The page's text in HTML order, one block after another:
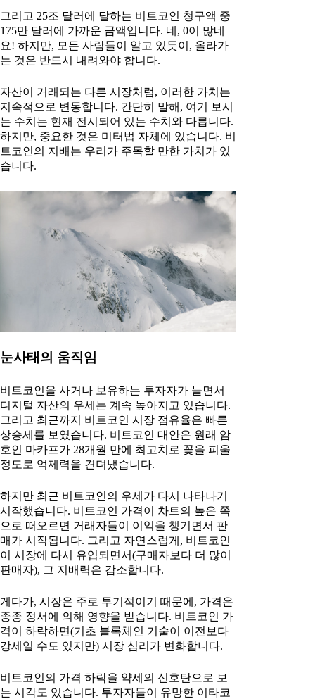
그리고 25조 달러에 달하는 비트코인 청구액 중
175만 달러에 가까운 금액입니다. 네, 0이 많네
요! 하지만, 모든 사람들이 알고 있듯이, 올라가
는 것은 반드시 내려와야 합니다.
자산이 거래되는 다른 시장처럼, 이러한 가치는
지속적으로 변동합니다. 간단히 말해, 여기 보시
는 수치는 현재 전시되어 있는 수치와 다릅니다.
하지만, 중요한 것은 미터법 자체에 있습니다. 비
트코인의 지배는 우리가 주목할 만한 가치가 있
습니다.
눈사태의 움직임
비트코인을 사거나 보유하는 투자자가 늘면서
디지털 자산의 우세는 계속 높아지고 있습니다.
그리고 최근까지 비트코인 시장 점유율은 빠른
상승세를 보였습니다. 비트코인 대안은 원래 암
호인 마카프가 28개월 만에 최고치로 꽃을 피울
정도로 억제력을 견뎌냈습니다.
하지만 최근 비트코인의 우세가 다시 나타나기
시작했습니다. 비트코인 가격이 차트의 높은 쪽
으로 떠오르면 거래자들이 이익을 챙기면서 판
매가 시작됩니다. 그리고 자연스럽게, 비트코인
이 시장에 다시 유입되면서(구매자보다 더 많이
판매자), 그 지배력은 감소합니다.
게다가, 시장은 주로 투기적이기 때문에, 가격은
종종 정서에 의해 영향을 받습니다. 비트코인 가
격이 하락하면(기초 블록체인 기술이 이전보다
강세일 수도 있지만) 시장 심리가 변화합니다.
비트코인의 가격 하락을 약세의 신호탄으로 보
는 시각도 있습니다. 투자자들이 유망한 이타코